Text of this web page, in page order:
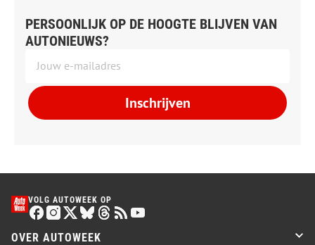
PERSOONLIJK OP DE HOOGTE BLIJVEN VAN
AUTONIEUWS?
Inschrijven
VOLG AUTOWEEK OP
OVER AUTOWEEK